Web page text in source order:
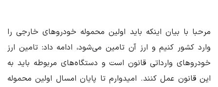
مرحبا با بیان اینکه باید اولین محموله‌ خودروهای خارجی را
وارد کشور کنیم و ارز آن تامین می‌شود، ادامه داد: تامین ارز
خودروهای وارداتی قانون است و دستگاه‌های مربوطه باید به
این قانون عمل کنند. امیدوارم تا پایان امسال اولین محموله